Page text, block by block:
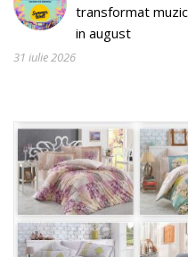
transformat
in august
31 iulie 2026